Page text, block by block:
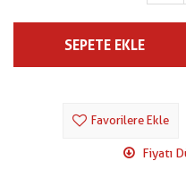
SEPETE EKLE
Favorilere Ekle
Fiyatı